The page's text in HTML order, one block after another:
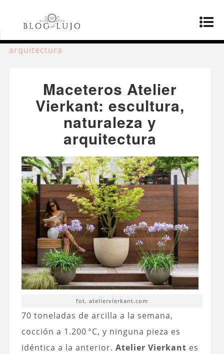
Página principal
Atelier Vierkant: escultura, naturaleza y
arquitectura
Maceteros Atelier
Vierkant: escultura,
naturaleza y
arquitectura
fot. ateliervierkant.com
70 toneladas de arcilla a la semana,
cocción a 1.200 °C, y ninguna pieza es
idéntica a la anterior. Atelier Vierkant es